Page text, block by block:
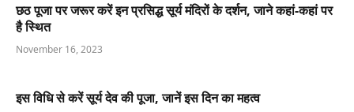
छठ पूजा पर जरूर करें इन प्रसिद्ध सूर्य मंदिरों के दर्शन, जाने कहां-कहां पर
है स्थित
November 16, 2023
इस विधि से करें सूर्य देव की पूजा, जानें इस दिन का महत्व